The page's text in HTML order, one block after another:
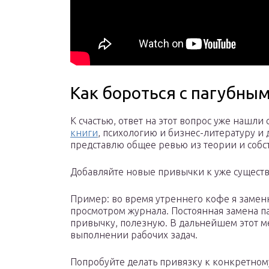
Как бороться с
К счастью, ответ на этот вопрос уже
книги, психологию и бизнес-литературу
представлю общее ревью из теории и
Добавляйте новые привычки к уже
Пример: во время утреннего кофе я
просмотром журнала. Постоянная замена
привычку, полезную. В дальнейшем этот
выполнении рабочих задач.
Попробуйте делать привязку к